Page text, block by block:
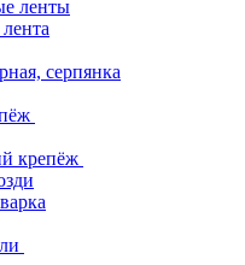
ленты
серпянка
крепёж